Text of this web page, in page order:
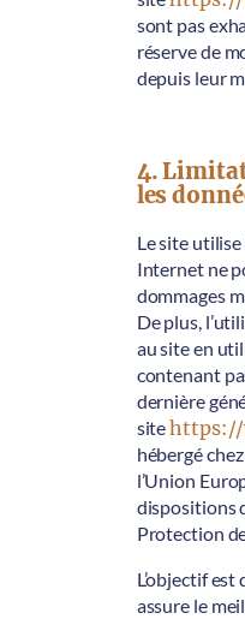
sont pas
réserve de
depuis leur
4.
les
Le site
Internet ne
dommages
De plus,
au site en
contenant
dernière
sitehttps://
hébergé
l’Union
dispositions
Protection
L’objectif
assure le